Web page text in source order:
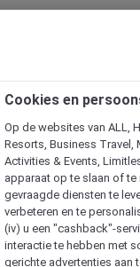
Cookies en
Op de websites van ALL,
Resorts, Business Travel,
Activities & Events,
apparaat op te slaan of
gevraagde diensten te
verbeteren en te
(iv) u een "cashback"-
interactie te hebben met
gerichte advertenties aan